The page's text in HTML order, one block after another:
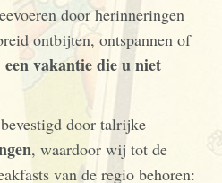
door herinneringen
ontbijten, ontspannen of
een vakantie die u niet
door talrijke
, waardoor wij tot de
van de regio behoren: